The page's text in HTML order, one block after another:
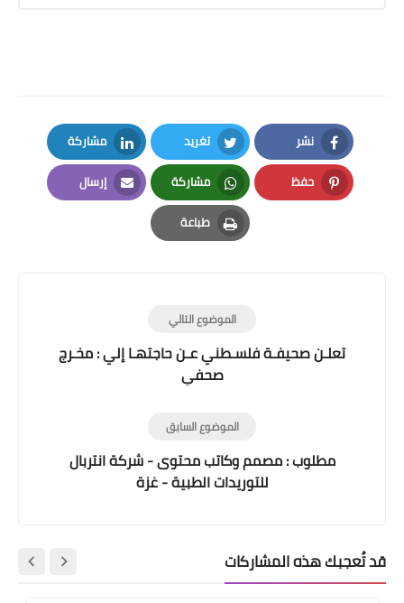
نشر
Facebook
تغريد
Twitter
مشاركة
LinkedIn
حفظ
Pinterest
مشاركة
Whatsapp
إرسال
Email
طباعة
Print
الموضوع التالي
تعلـن صحيفـة فلسـطني عـن حاجتهـا إلي : مخـرج
صحفي
الموضوع السابق
مطلوب : مصمم وكاتب محتوى - شركة انتربال
للتوريدات الطبية - غزة
قد تُعجبك هذه المشاركات